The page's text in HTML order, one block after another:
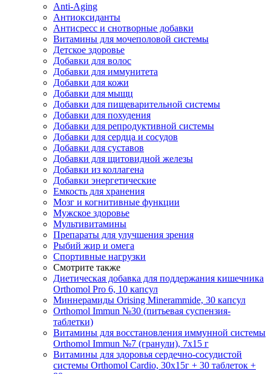
Anti-Aging
Антиоксиданты
Антисресс и снотворные добавки
Витамины для мочеполовой системы
Детское здоровье
Добавки для волос
Добавки для иммунитета
Добавки для кожи
Добавки для мыщц
Добавки для пищеварительной системы
Добавки для похудения
Добавки для репродуктивной системы
Добавки для сердца и сосудов
Добавки для суставов
Добавки для щитовидной железы
Добавки из коллагена
Добавки энергетические
Емкость для хранения
Мозг и когнитивные функции
Мужское здоровье
Мультивитамины
Препараты для улучшения зрения
Рыбий жир и омега
Спортивные нагрузки
Смотрите также
Диетическая добавка для поддержания кишечника
Orthomol Pro 6, 10 капсул
Миннерамиды Orising Minerammide, 30 капсул
Orthomol Immun №30 (питьевая суспензия-
таблетки)
Витамины для восстановления иммунной системы
Orthomol Immun №7 (гранули), 7х15 г
Витамины для здоровья сердечно-сосудистой
системы Orthomol Cardio, 30х15г + 30 таблеток +